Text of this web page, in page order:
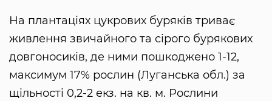
На плантаціях цукрових буряків триває
живлення звичайного та сірого бурякових
довгоносиків, де ними пошкоджено 1-12,
максимум 17% рослин (Луганська обл.) за
щільності 0,2-2 екз. на кв. м. Рослини